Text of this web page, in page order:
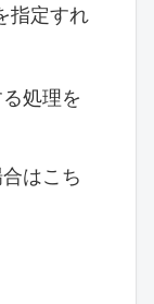
指定すれ
処理を
はこち